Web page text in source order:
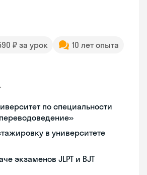
₽ за урок
10 лет опыта
по специальности
в университете
экзаменов JLPT и BJT